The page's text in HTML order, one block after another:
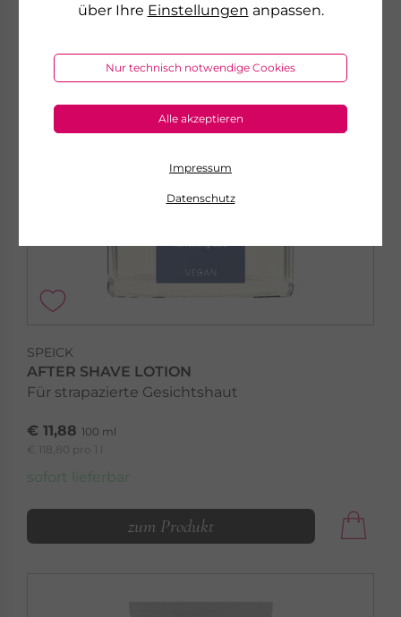
über Ihre Einstellungen anpassen.
Nur technisch notwendige Cookies
Alle akzeptieren
Impressum
Datenschutz
SPEICK
AFTER SHAVE LOTION
Für strapazierte Gesichtshaut
€ 11,88 100 ml
€ 118,80 pro 1 l
sofort lieferbar
zum Produkt